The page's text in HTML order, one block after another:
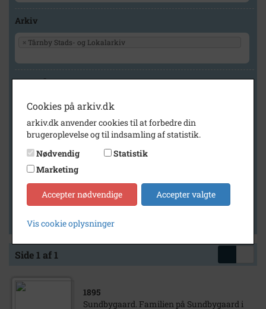
Arkiv
× Tårnby Stads- og Lokalarkiv
Geografi
Generelt
Vis kun med billeder
Vis kun med filmklip
Vis kun med lydklip
Vis kun med kilder
Vis kun med geo-tag
Side 1 af 1
1895
Sundbygaard. Familien på Sundbygaard i
Cookies på arkiv.dk
arkiv.dk anvender cookies til at forbedre din
brugeroplevelse og til indsamling af statistik.
Nødvendig
Statistik
Marketing
Accepter nødvendige Accepter valgte
Vis cookie oplysninger